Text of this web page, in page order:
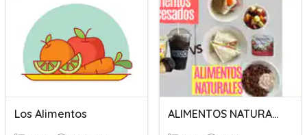
Los Alimentos ALIMENTOS NATURALES Vs ALIMENTOS PROCESADOS